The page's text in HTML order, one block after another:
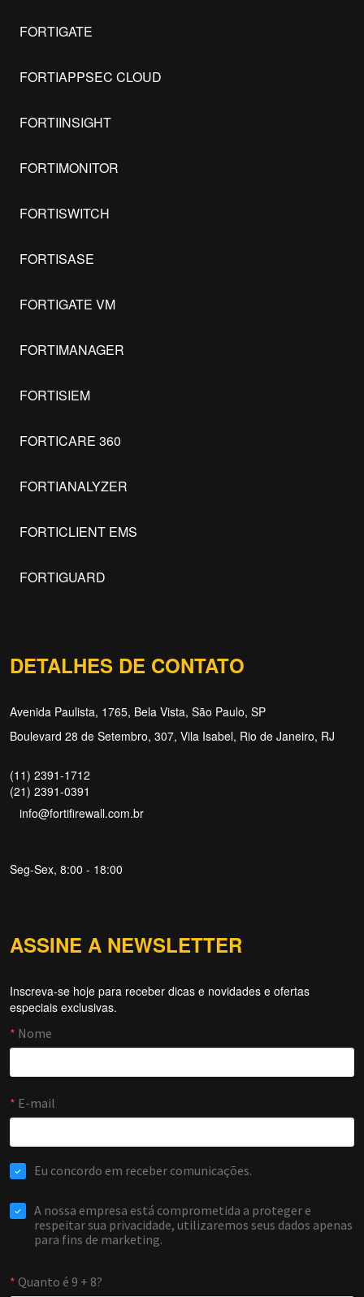
FORTIGATE
FORTIAPPSEC CLOUD
FORTIINSIGHT
FORTIMONITOR
FORTISWITCH
FORTISASE
FORTIGATE VM
FORTIMANAGER
FORTISIEM
FORTICARE 360
FORTIANALYZER
FORTICLIENT EMS
FORTIGUARD
DETALHES DE CONTATO
Avenida Paulista, 1765, Bela Vista, São Paulo, SP
Boulevard 28 de Setembro, 307, Vila Isabel, Rio de Janeiro, RJ
(11) 2391-1712
(21) 2391-0391
info@fortifirewall.com.br
Seg-Sex, 8:00 - 18:00
ASSINE A NEWSLETTER
Inscreva-se hoje para receber dicas e novidades e ofertas
especiais exclusivas.
Forti Firewall
EMAIL
WHATSAPP / TELEFONE
Solicitar atendimento